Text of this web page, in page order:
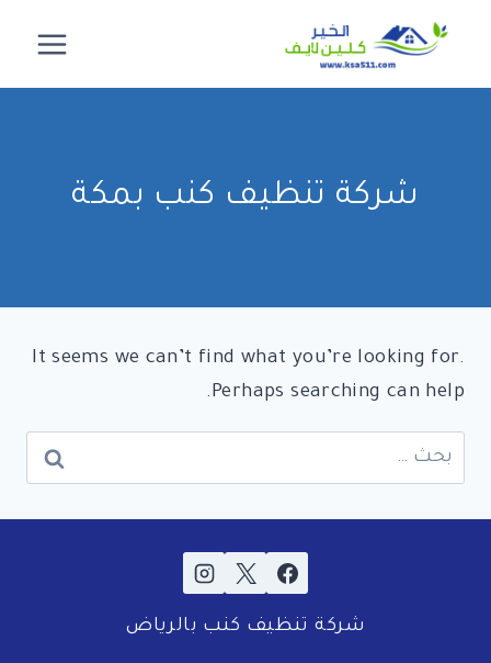
المحتوى
شركة تنظيف كنب بمكة
It seems we can’t find what you’re looking for.
Perhaps searching can help.
البحث
عن:
شركة تنظيف كنب بالرياض